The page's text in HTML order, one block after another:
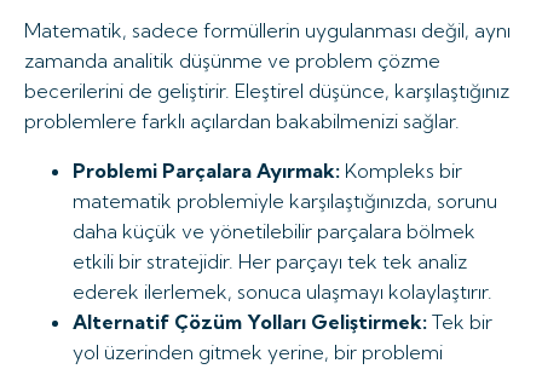
Matematik, sadece formüllerin uygulanması değil, aynı
zamanda analitik düşünme ve problem çözme
becerilerini de geliştirir. Eleştirel düşünce, karşılaştığınız
problemlere farklı açılardan bakabilmenizi sağlar.
Problemi Parçalara Ayırmak: Kompleks bir
matematik problemiyle karşılaştığınızda, sorunu
daha küçük ve yönetilebilir parçalara bölmek
etkili bir stratejidir. Her parçayı tek tek analiz
ederek ilerlemek, sonuca ulaşmayı kolaylaştırır.
Alternatif Çözüm Yolları Geliştirmek: Tek bir
yol üzerinden gitmek yerine, bir problemi